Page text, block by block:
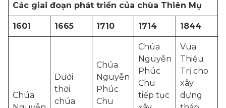
Các giai đoạn phát triển của chùa Thiên Mụ
1601 1665 1710 1714 1844
Chúa
Dưới
thời
chúa
Chúa
Nguyễn
Phúc
Chu
Chúa
Nguyễn
Phúc
Chu
tiếp tục
Vua
Thiệu
Trị cho
xây
dựng